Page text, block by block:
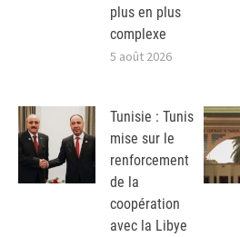
plus en plus
complexe
5 août 2026
Tunisie : Tunis
mise sur le
renforcement
de la
coopération
avec la Libye